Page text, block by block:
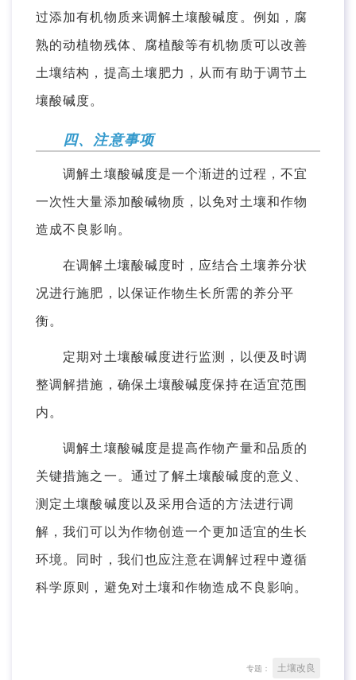
过添加有机物质来调解土壤酸碱度。例如，腐
熟的动植物残体、腐植酸等有机物质可以改善
土壤结构，提高土壤肥力，从而有助于调节土
壤酸碱度。
四、注意事项
调解土壤酸碱度是一个渐进的过程，不宜
一次性大量添加酸碱物质，以免对土壤和作物
造成不良影响。
在调解土壤酸碱度时，应结合土壤养分状
况进行施肥，以保证作物生长所需的养分平
衡。
定期对土壤酸碱度进行监测，以便及时调
整调解措施，确保土壤酸碱度保持在适宜范围
内。
调解土壤酸碱度是提高作物产量和品质的
关键措施之一。通过了解土壤酸碱度的意义、
测定土壤酸碱度以及采用合适的方法进行调
解，我们可以为作物创造一个更加适宜的生长
环境。同时，我们也应注意在调解过程中遵循
科学原则，避免对土壤和作物造成不良影响。
专题： 土壤改良